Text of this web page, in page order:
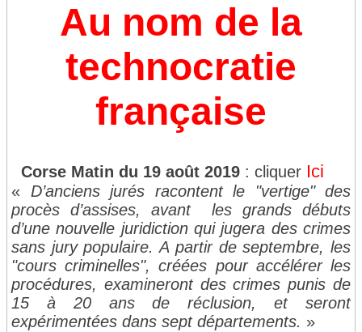
Au nom de la
technocratie
française
Corse Matin du 19 août 2019 : cliquer Ici
« D’anciens jurés racontent le "vertige" des
procès d’assises, avant les grands débuts
d’une nouvelle juridiction qui jugera des crimes
sans jury populaire. A partir de septembre, les
"cours criminelles", créées pour accélérer les
procédures, examineront des crimes punis de
15 à 20 ans de réclusion, et seront
expérimentées dans sept départements. »